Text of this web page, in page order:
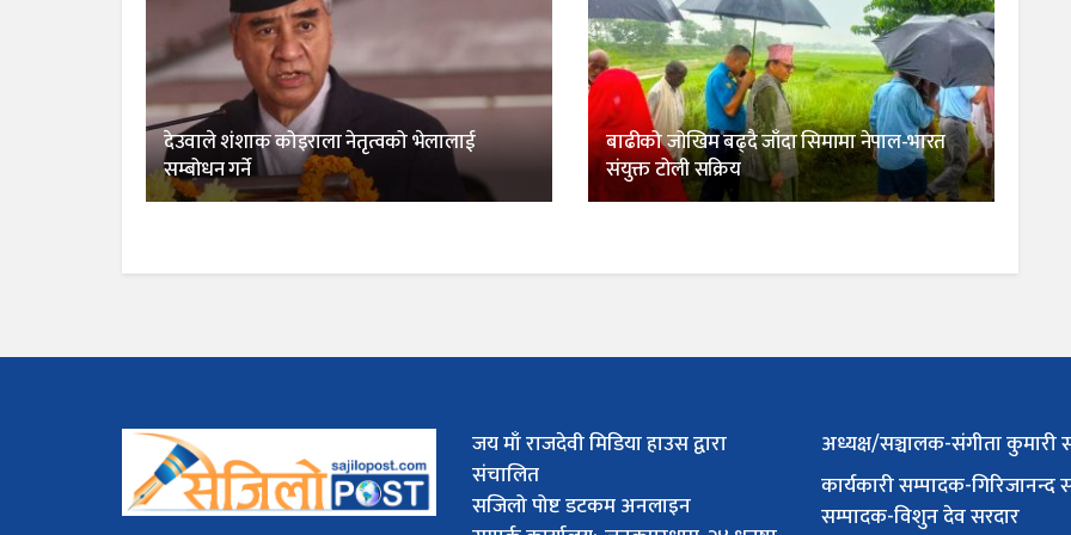
देउवाले शंशाक कोइराला नेतृत्वको भेलालाई
सम्बोधन गर्ने
बाढीको जोखिम बढ्दै जाँदा सिमामा नेपाल-भारत
संयुक्त टोली सक्रिय
जय माँ राजदेवी मिडिया हाउस द्वारा
संचालित
सजिलो पोष्ट डटकम अनलाइन
अध्यक्ष/सञ्चालक-संगीता कुमारी
कार्यकारी सम्पादक-गिरिजानन्द
सम्पादक-विशुन देव सरदार